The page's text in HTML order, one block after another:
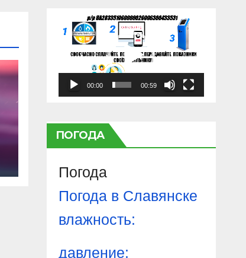
Відеопрогравач
00:00 00:59
ПОГОДА
Погода
Погода в Славянске
влажность:
давление: